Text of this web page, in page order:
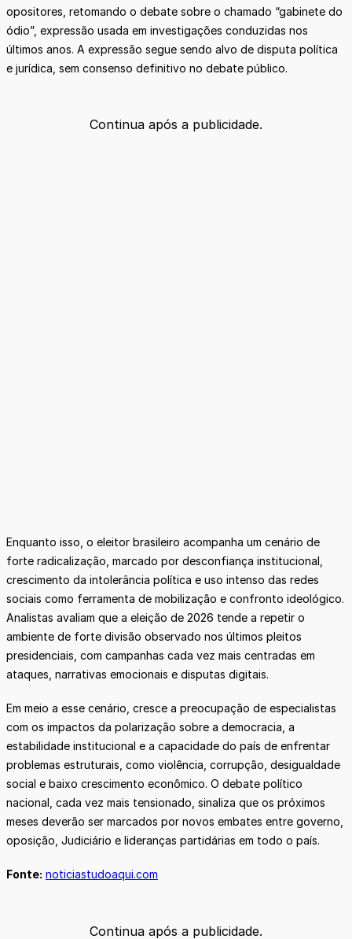
opositores, retomando o debate sobre o chamado “gabinete do
ódio”, expressão usada em investigações conduzidas nos
últimos anos. A expressão segue sendo alvo de disputa política
e jurídica, sem consenso definitivo no debate público.
Continua após a publicidade.
Enquanto isso, o eleitor brasileiro acompanha um cenário de
forte radicalização, marcado por desconfiança institucional,
crescimento da intolerância política e uso intenso das redes
sociais como ferramenta de mobilização e confronto ideológico.
Analistas avaliam que a eleição de 2026 tende a repetir o
ambiente de forte divisão observado nos últimos pleitos
presidenciais, com campanhas cada vez mais centradas em
ataques, narrativas emocionais e disputas digitais.
Em meio a esse cenário, cresce a preocupação de especialistas
com os impactos da polarização sobre a democracia, a
estabilidade institucional e a capacidade do país de enfrentar
problemas estruturais, como violência, corrupção, desigualdade
social e baixo crescimento econômico. O debate político
nacional, cada vez mais tensionado, sinaliza que os próximos
meses deverão ser marcados por novos embates entre governo,
oposição, Judiciário e lideranças partidárias em todo o país.
Fonte: noticiastudoaqui.com
Continua após a publicidade.